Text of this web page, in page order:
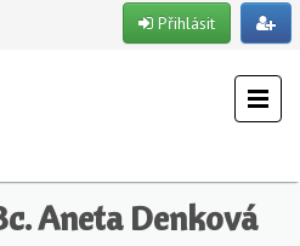
Přihlásit
Aneta Denková